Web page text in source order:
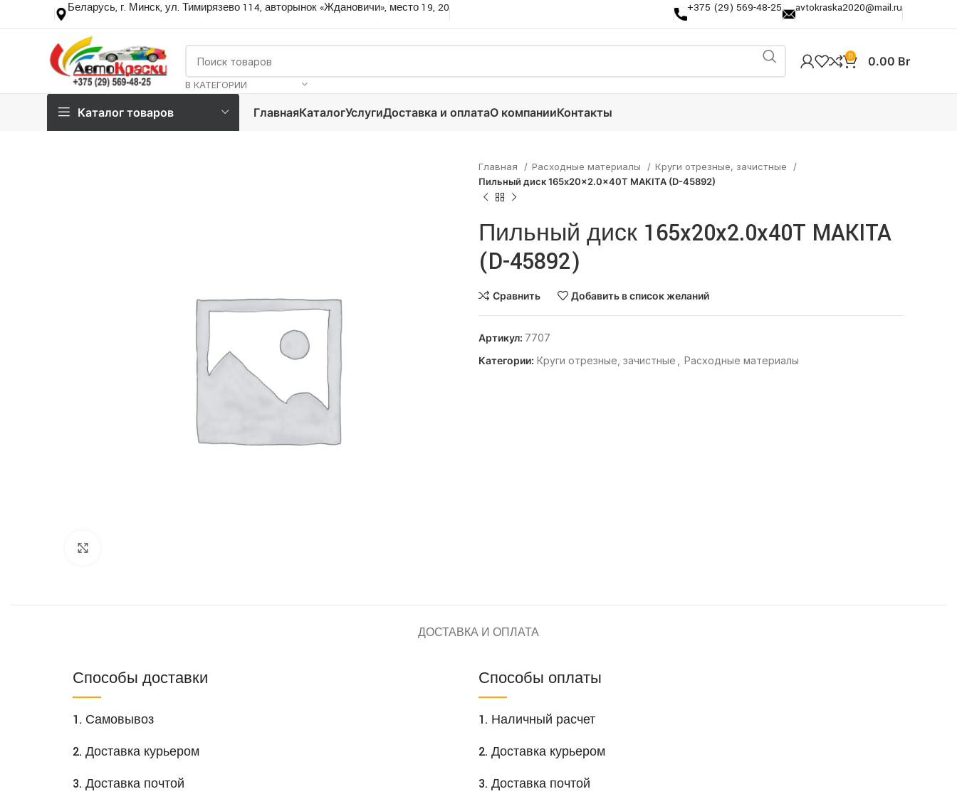
Беларусь, г. Минск, ул. Тимирязево 114, авторынок «Ждановичи», место 19, 20 +375 (29) 569-48-25 avtokraska2020@mail.ru
В КАТЕГОРИИ
0 0.00 Br
Каталог товаров ГлавнаяКаталогУслугиДоставка и оплатаО компанииКонтакты
Главная Расходные материалы
Круги отрезные, зачистные
Пильный диск 165x20x2.0x40T MAKITA (D-45892)
Пильный диск 165x20x2.0x40T MAKITA
(D-45892)
Сравнить Добавить в список желаний
Артикул: 7707
Категории: Круги отрезные, зачистные Расходные материалы
ДОСТАВКА И ОПЛАТА
Способы доставки
1. Самовывоз
2. Доставка курьером
3. Доставка почтой
Способы оплаты
1. Наличный расчет
2. Доставка курьером
3. Доставка почтой